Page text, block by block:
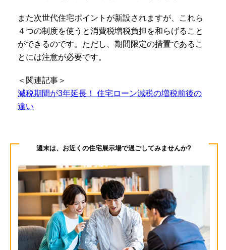
また次世代住宅ポイントが新設されますが、これら
４つの制度を使うと消費税増税負担を和らげること
ができるのです。ただし、期間限定の措置であるこ
とには注意が必要です。
＜関連記事＞
減税期間が3年延長！ 住宅ローン減税の増税前後の
違い
週末は、お近くの住宅展示場で過ごしてみませんか?